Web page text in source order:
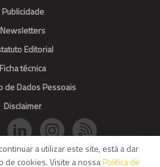
Publicidade
Newsletters
Editorial
Ficha técnica
de Dados Pessoais
Disclaimer
a utilizar este site, está a dar
de cookies. Visite a nossaPolítica de